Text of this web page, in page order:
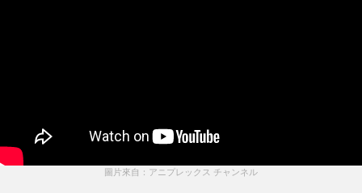
圖片來自：アニプレックス チャンネル